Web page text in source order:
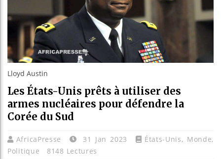
Lloyd Austin
Les États-Unis prêts à utiliser des
armes nucléaires pour défendre la
Corée du Sud
AfricaPresse 31 Jan 2023 États-Unis, Monde,
Politique
8148 Lectures